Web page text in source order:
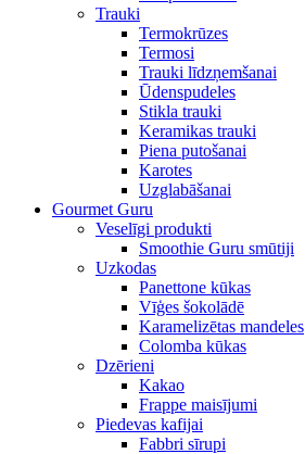
Trauki
Termokrūzes
Termosi
Trauki līdzņemšanai
Ūdenspudeles
Stikla trauki
Keramikas trauki
Piena putošanai
Karotes
Uzglabāšanai
Gourmet Guru
Veselīgi produkti
Smoothie Guru smūtiji
Uzkodas
Panettone kūkas
Vīģes šokolādē
Karamelizētas mandeles
Colomba kūkas
Dzērieni
Kakao
Frappe maisījumi
Piedevas kafijai
Fabbri sīrupi